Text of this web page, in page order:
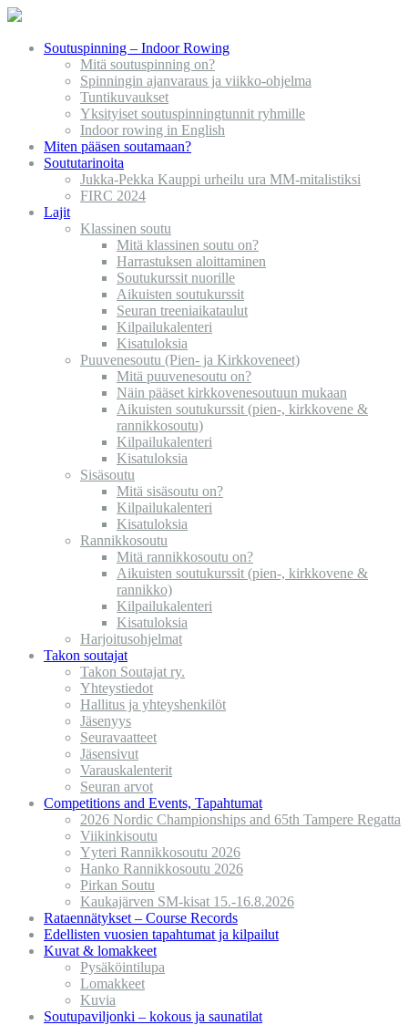
Soutuspinning – Indoor Rowing
Mitä soutuspinning on?
Spinningin ajanvaraus ja viikko-ohjelma
Tuntikuvaukset
Yksityiset soutuspinningtunnit ryhmille
Indoor rowing in English
Miten pääsen soutamaan?
Soututarinoita
Jukka-Pekka Kauppi urheilu ura MM-mitalistiksi
FIRC 2024
Lajit
Klassinen soutu
Mitä klassinen soutu on?
Harrastuksen aloittaminen
Soutukurssit nuorille
Aikuisten soutukurssit
Seuran treeniaikataulut
Kilpailukalenteri
Kisatuloksia
Puuvenesoutu (Pien- ja Kirkkoveneet)
Mitä puuvenesoutu on?
Näin pääset kirkkovenesoutuun mukaan
Aikuisten soutukurssit (pien-, kirkkovene &
rannikkosoutu)
Kilpailukalenteri
Kisatuloksia
Sisäsoutu
Mitä sisäsoutu on?
Kilpailukalenteri
Kisatuloksia
Rannikkosoutu
Mitä rannikkosoutu on?
Aikuisten soutukurssit (pien-, kirkkovene &
rannikko)
Kilpailukalenteri
Kisatuloksia
Harjoitusohjelmat
Takon soutajat
Takon Soutajat ry.
Yhteystiedot
Hallitus ja yhteyshenkilöt
Jäsenyys
Seuravaatteet
Jäsensivut
Varauskalenterit
Seuran arvot
Competitions and Events, Tapahtumat
2026 Nordic Championships and 65th Tampere Regatta
Viikinkisoutu
Yyteri Rannikkosoutu 2026
Hanko Rannikkosoutu 2026
Pirkan Soutu
Kaukajärven SM-kisat 15.-16.8.2026
Rataennätykset – Course Records
Edellisten vuosien tapahtumat ja kilpailut
Kuvat & lomakkeet
Pysäköintilupa
Lomakkeet
Kuvia
Soutupaviljonki – kokous ja saunatilat